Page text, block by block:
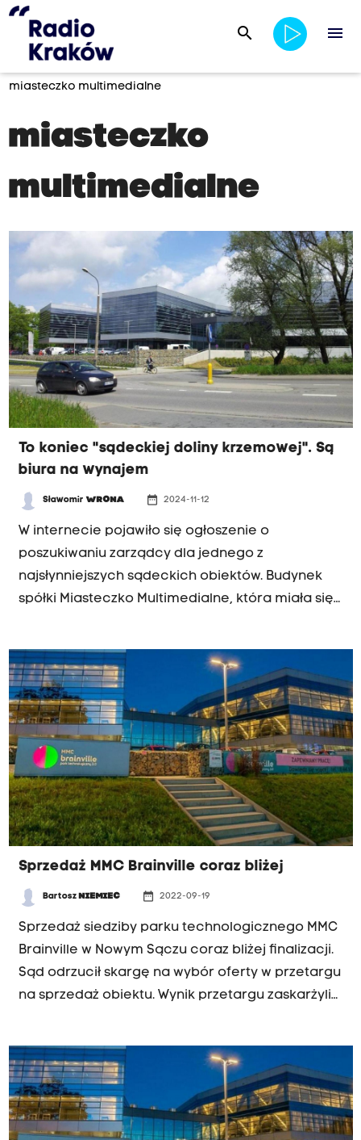
search menu
miasteczko multimedialne
miasteczko
multimedialne
To koniec "sądeckiej doliny krzemowej". Są
biura na wynajem
SławomirWRONA date_range 2024-11-12
W internecie pojawiło się ogłoszenie o
poszukiwaniu zarządcy dla jednego z
najsłynniejszych sądeckich obiektów. Budynek
spółki Miasteczko Multimedialne, która miała się
przeznaczenie.
Sprzedaż MMC Brainville coraz bliżej
Bartosz NIEMIEC date_range 2022-09-19
Sprzedaż siedziby parku technologicznego MMC
Brainville w Nowym Sączu coraz bliżej finalizacji.
Sąd odrzucił skargę na wybór oferty w przetargu
na sprzedaż obiektu. Wynik przetargu zaskarżyli
postępowaniu upadłościowym. Niestety na
podpisanie umowy z nowym właścicielem trzeba
będzie jeszcze poczekać. Powodem jest błąd
sekretariatu sądu - mówi syndyk Witold